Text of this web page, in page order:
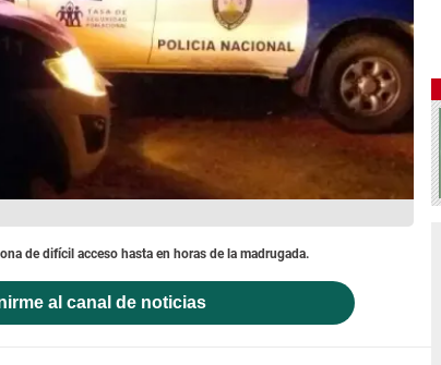
dedifícil acceso hasta en horas de la madrugada.
al canal de noticias